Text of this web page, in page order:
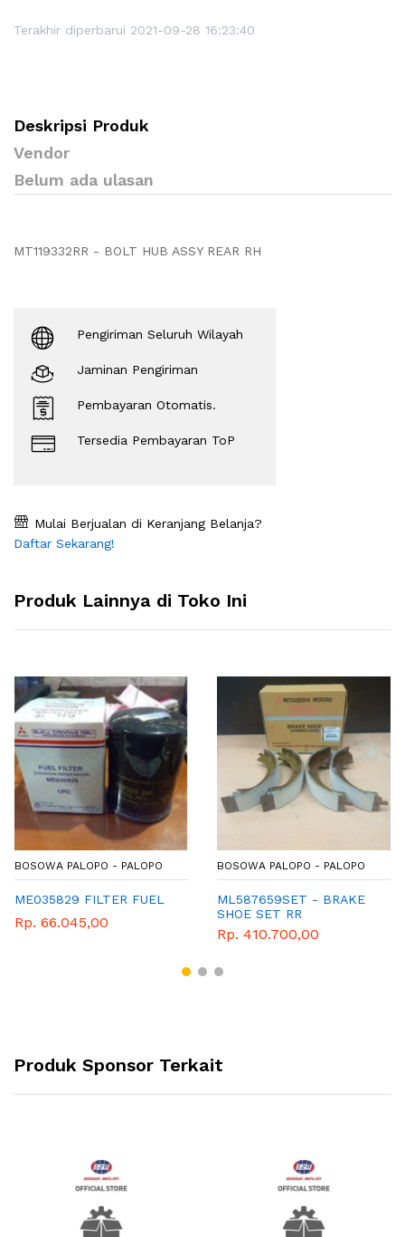
Terakhir diperbarui 2021-09-28 16:23:40
Deskripsi Produk
Vendor
Belum ada ulasan
MT119332RR - BOLT HUB ASSY REAR RH
Pengiriman Seluruh Wilayah
Jaminan Pengiriman
Pembayaran Otomatis.
Tersedia Pembayaran ToP
Mulai Berjualan di Keranjang Belanja?
Daftar Sekarang!
Produk Lainnya di Toko Ini
BOSOWA PALOPO - PALOPO
ME035829 FILTER FUEL
Rp. 66.045,00
BOSOWA PALOPO - PALOPO
ML587659SET - BRAKE
SHOE SET RR
Rp. 410.700,00
Produk Sponsor Terkait